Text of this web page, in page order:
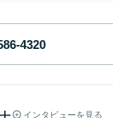
インタビューを見る